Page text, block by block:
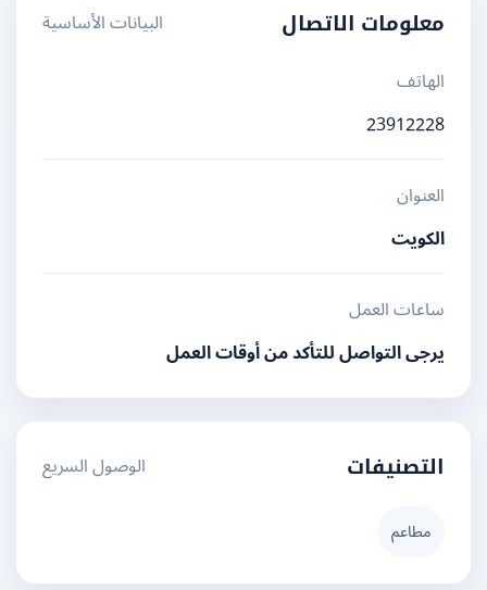
معلومات الاتصال
البيانات الأساسية
الهاتف
23912228
العنوان
الكويت
ساعات العمل
يرجى التواصل للتأكد من أوقات العمل
التصنيفات الوصول السريع